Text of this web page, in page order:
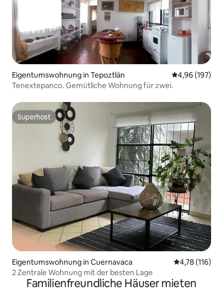
Eigentumswohnung in Tepoztlán
4,96 (197)
Tenextepanco. Gemütliche Wohnung für zwei.
Superhost
Superhost
Eigentumswohnung in Cuernavaca
4,78 (116)
2 Zentrale Wohnung mit der besten Lage
Familienfreundliche Häuser mieten